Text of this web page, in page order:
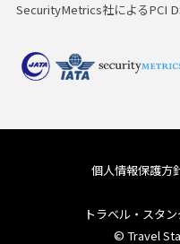
SecurityMetrics社によるPCI
個人情報保護方
トラベル・スタ
© Travel